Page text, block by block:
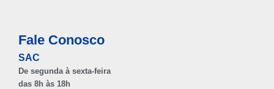
Fale Conosco
SAC
De segunda à sexta-feira
das 8h às 18h